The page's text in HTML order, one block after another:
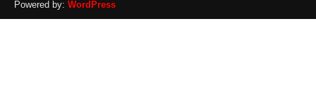
Powered by: WordPress